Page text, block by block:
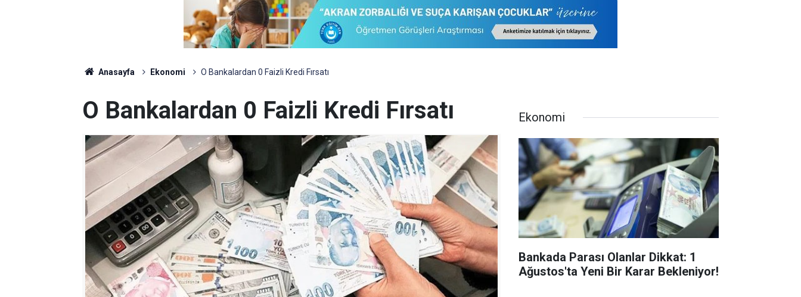
Anasayfa Ekonomi O Bankalardan 0 Faizli Kredi Fırsatı
O Bankalardan 0 Faizli Kredi Fırsatı Ekonomi
Bankada Parası Olanlar Dikkat: 1
Ağustos'ta Yeni Bir Karar Bekleniyor!